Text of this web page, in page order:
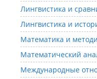
Лингвистика и
Лингвистика и
Математика и
Математический
Международные